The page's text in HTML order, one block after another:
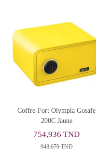
Coffre-Fort Olympia Gosafe
200C Jaune
754,936 TND
943,670 TND